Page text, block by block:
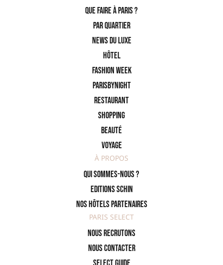
Que faire à Paris ?
PAR QUARTIER
News du Luxe
Hôtel
Fashion Week
ParisByNight
Restaurant
Shopping
Beauté
Voyage
À PROPOS
Qui sommes-nous ?
Editions SCHIN
Nos hôtels partenaires
PARIS SELECT
Nous recrutons
Nous contacter